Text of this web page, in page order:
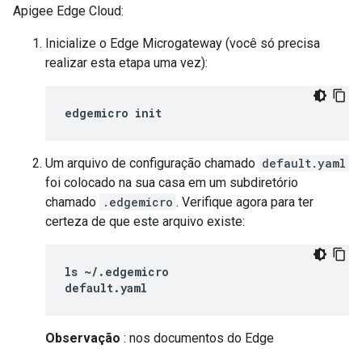
Apigee Edge Cloud:
Inicialize o Edge Microgateway (você só precisa
realizar esta etapa uma vez):
edgemicro init
Um arquivo de configuração chamado default.yaml
foi colocado na sua casa em um subdiretório
chamado .edgemicro . Verifique agora para ter
certeza de que este arquivo existe:
ls ~/.edgemicro
default.yaml
Observação : nos documentos do Edge